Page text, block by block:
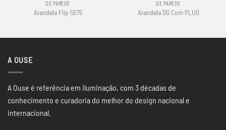
DE PAREDE
Arandela Flip 5575
DE PAREDE
Arandela DG Com PLUG
A OUSE
A Ouse é referência em iluminação, com 3 décadas de
conhecimento e curadoria do melhor do design nacional e
internacional.